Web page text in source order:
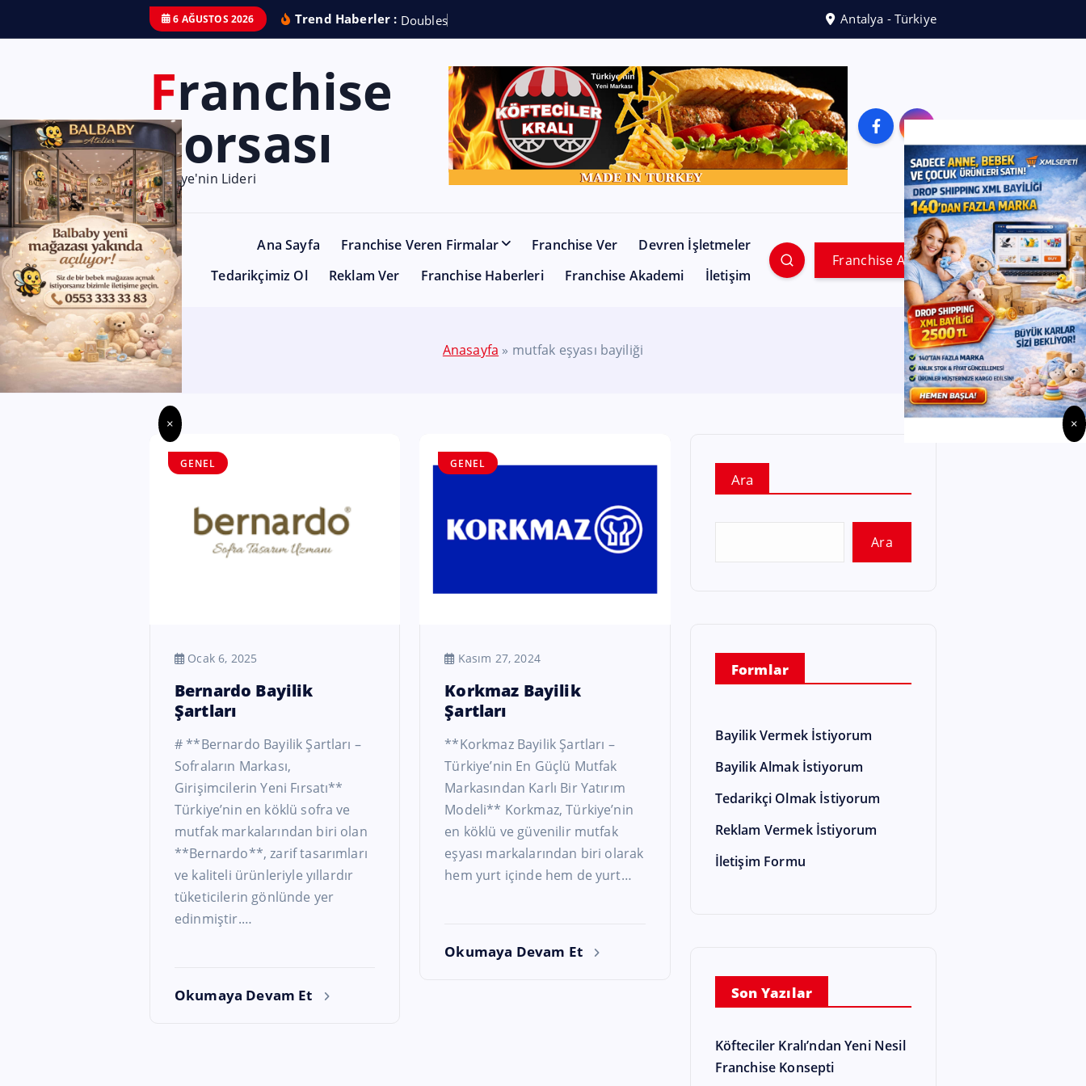
6 AĞUSTOS 2026 Trend Haberler : Doublesh Antalya - Türkiye
Franchise
Borsası
Türkiye'nin Lideri
Ana Sayfa Franchise Veren Firmalar Franchise Ver
Devren İşletmeler
Tedarikçimiz Ol
Reklam Ver Franchise Haberleri Franchise Akademi İletişim
Franchise Ara
Anasayfa » mutfak eşyası bayiliği
GENEL
Ocak 6, 2025
Bernardo Bayilik
Şartları
# **Bernardo Bayilik Şartları –
Sofraların Markası,
Girişimcilerin Yeni Fırsatı**
Türkiye’nin en köklü sofra ve
mutfak markalarından biri olan
**Bernardo**, zarif tasarımları
ve kaliteli ürünleriyle yıllardır
tüketicilerin gönlünde yer
edinmiştir.…
Okumaya Devam Et
GENEL
Kasım 27, 2024
Korkmaz Bayilik
Şartları
**Korkmaz Bayilik Şartları –
Türkiye’nin En Güçlü Mutfak
Markasından Karlı Bir Yatırım
Modeli** Korkmaz, Türkiye’nin
en köklü ve güvenilir mutfak
eşyası markalarından biri olarak
hem yurt içinde hem de yurt…
Okumaya Devam Et
Ara
Ara
Formlar
Bayilik Vermek İstiyorum
Bayilik Almak İstiyorum
Tedarikçi Olmak İstiyorum
Reklam Vermek İstiyorum
İletişim Formu
Son Yazılar
Köfteciler Kralı’ndan Yeni Nesil
Franchise Konsepti
× ×